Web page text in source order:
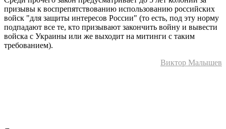
призывы к воспрепятствованию использованию российских
войск "для защиты интересов России" (то есть, под эту норму
подпадают все те, кто призывают закончить войну и вывести
войска с Украины или же выходит на митинги с таким
требованием).
Виктор Малышев